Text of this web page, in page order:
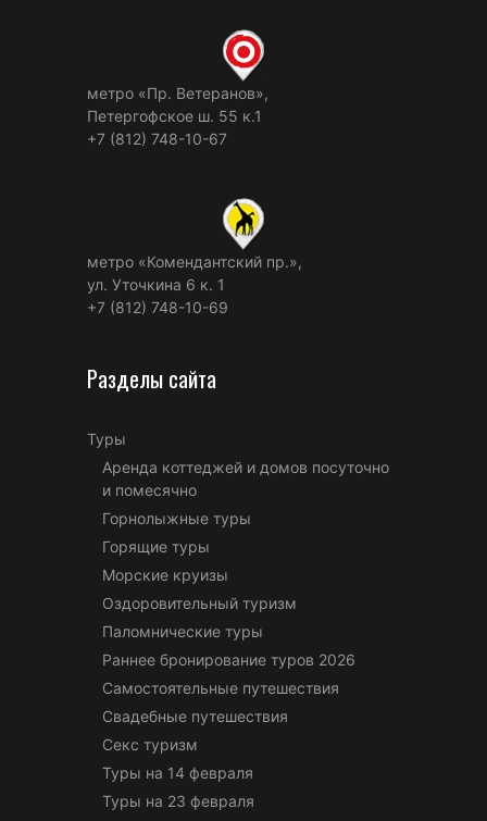
метро «Пр. Ветеранов»,
Петергофское ш. 55 к.1
+7 (812) 748-10-67
метро «Комендантский пр.»,
ул. Уточкина 6 к. 1
+7 (812) 748-10-69
Разделы сайта
Туры
Аренда коттеджей и домов посуточно
и помесячно
Горнолыжные туры
Горящие туры
Морские круизы
Оздоровительный туризм
Паломнические туры
Раннее бронирование туров 2026
Самостоятельные путешествия
Свадебные путешествия
Секс туризм
Туры на 14 февраля
Туры на 23 февраля